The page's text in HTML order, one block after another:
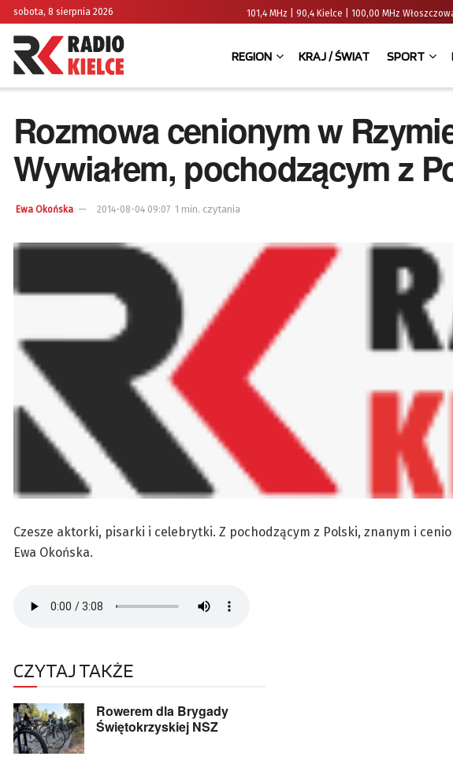
sobota, 8 sierpnia 2026 101,4 MHz | 90,4 Kielce | 100,00 MHz
REGION KRAJ / ŚWIAT SPORT
Rozmowa cenionym w
Wywiałem, pochodzącym z
Ewa Okońska 2014-08-04 09:07 1 min. czytania
Czesze aktorki, pisarki i celebrytki. Z pochodzącym z Polski, znanym i
Ewa Okońska.
CZYTAJ TAKŻE
Rowerem dla Brygady
Świętokrzyskiej NSZ